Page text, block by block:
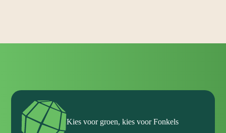
Kies voor groen, kies voor Fonkels